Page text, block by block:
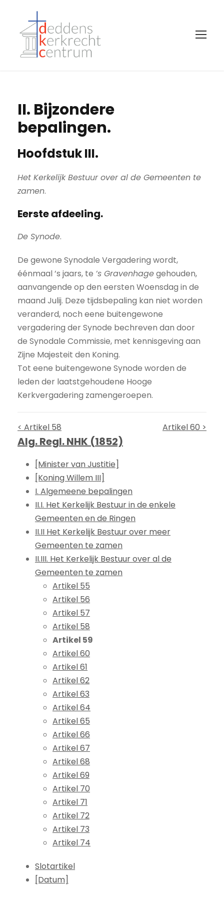
II. Bijzondere
bepalingen.
Hoofdstuk III.
Het Kerkelijk Bestuur over al de Gemeenten te
zamen.
Eerste afdeeling.
De Synode.
De gewone Synodale Vergadering wordt,
éénmaal ’s jaars, te ’s Gravenhagegehouden,
aanvangende op den eersten Woensdag in de
maand Julij. Deze tijdsbepaling kan niet worden
veranderd, noch eene buitengewone
vergadering der Synode bechreven dan door
de Synodale Commissie, met kennisgeving aan
Zijne Majesteit den Koning.
Tot eene buitengewone Synode worden de
leden der laatstgehoudene Hooge
Kerkvergadering zamengeroepen.
< Artikel 58 Artikel 60 >
Alg. Regl. NHK (1852)
[Minister van Justitie]
[Koning Willem III]
I. Algemeene bepalingen
II.I. Het Kerkelijk Bestuur in de enkele
Gemeenten en de Ringen
II.II Het Kerkelijk Bestuur over meer
Gemeenten te zamen
II.III. Het Kerkelijk Bestuur over al de
Gemeenten te zamen
Artikel 55
Artikel 56
Artikel 57
Artikel 58
Artikel 59
Artikel 60
Artikel 61
Artikel 62
Artikel 63
Artikel 64
Artikel 65
Artikel 66
Artikel 67
Artikel 68
Artikel 69
Artikel 70
Artikel 71
Artikel 72
Artikel 73
Artikel 74
Slotartikel
[Datum]